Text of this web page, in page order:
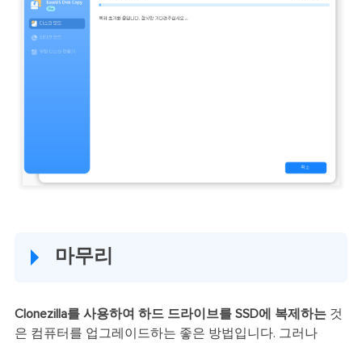
마무리
Clonezilla를 사용하여 하드 드라이브를 SSD에 복제하는것
은 컴퓨터를 업그레이드하는 좋은 방법입니다. 그러나